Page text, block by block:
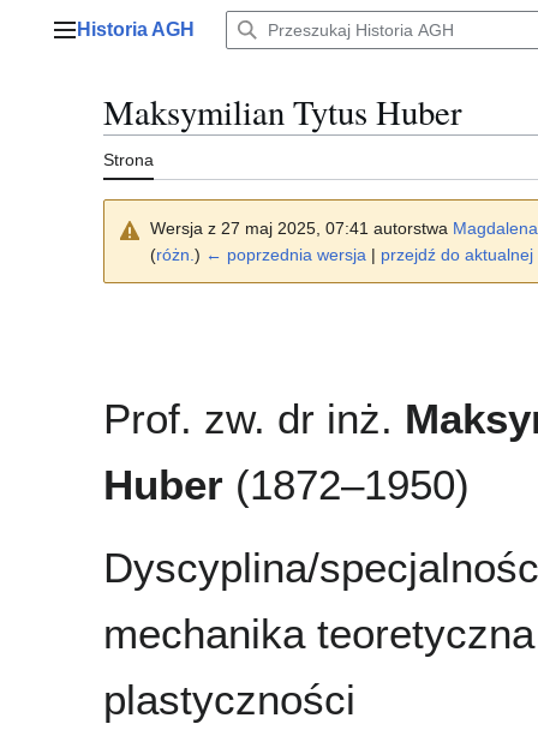
Menu główne
Historia AGH
Maksymilian Tytus Huber
Strona
Wersja z 27 maj 2025, 07:41 autorstwa
(różn. ) ← poprzednia wersja | przejdź do aktualnej
Prof. zw. dr inż.
Huber (1872–1950)
Dyscyplina/
mechanika
plastyczności